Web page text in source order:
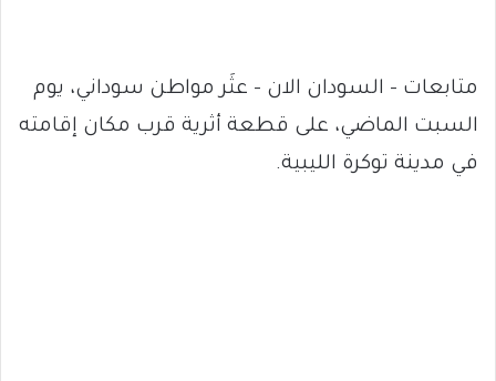
متابعات – السودان الان – عثَر مواطن سوداني، يوم
السبت الماضي، على قطعة أثرية قرب مكان إقامته
في مدينة توكرة الليبية.